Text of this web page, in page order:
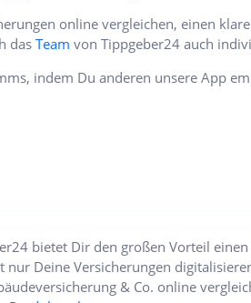
online vergleichen, einen
das Team von Tippgeber24 auch
indem Du anderen unsere App
bietet Dir den großen Vorteil
Deine Versicherungen
& Co. online